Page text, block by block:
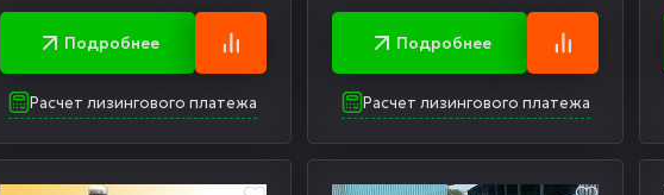
Подробнее
Расчет лизингового платежа
Подробнее
Расчет лизингового платежа